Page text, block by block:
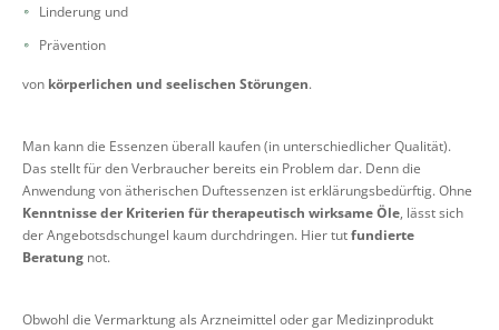
Linderung und
Prävention
von körperlichen und seelischen Störungen.
Man kann die Essenzen überall kaufen (in unterschiedlicher Qualität).
Das stellt für den Verbraucher bereits ein Problem dar. Denn die
Anwendung von ätherischen Duftessenzen ist erklärungsbedürftig. Ohne
Kenntnisse der Kriterien für therapeutisch wirksame Öle, lässt sich
der Angebotsdschungel kaum durchdringen. Hier tutfundierte
Beratung not.
Obwohl die Vermarktung als Arzneimittel oder gar Medizinprodukt